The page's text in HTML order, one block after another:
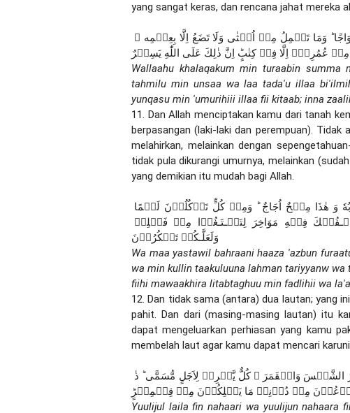
yang sangat keras, dan rencana jahat mereka
مِنۡ عُمُرِهٖۤ اِلَّا فِىۡ كِتٰبٍؕ اِنَّ ذٰلِكَ عَلَى اللّٰهِ يَسِيۡرٌ
Wallaahu khalaqakum min turaabin
tahmilu min unsaa wa laa tada'u illaa
yunqasu min 'umurihiii illaa fii kitaab; inna
11. Dan Allah menciptakan kamu dari tanah
berpasangan (laki-laki dan perempuan). Tidak
melahirkan, melainkan dengan
tidak pula dikurangi umurnya, melainkan
yang demikian itu mudah bagi Allah.
وَلَعَلَّـكُمۡ تَشۡكُرُوۡنَ
Wa maa yastawil bahraani haaza 'azbun
wa min kullin taakuluuna lahman tariyyanw
fiihi mawaakhira litabtaghuu min fadlihii wa
12. Dan tidak sama (antara) dua lautan; yang
pahit. Dan dari (masing-masing lautan) itu
dapat mengeluarkan perhiasan yang kamu
membelah laut agar kamu dapat mencari
تَدۡعُوۡنَ مِنۡ دُوۡنِهٖ مَا يَمۡلِكُوۡنَ مِنۡ قِطۡمِيۡرٍؕ
Yuulijul laila fin nahaari wa yuulijun nahaara